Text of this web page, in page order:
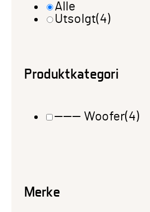
Alle
Utsolgt(4)
Produktkategori
——— Woofer(4)
Merke